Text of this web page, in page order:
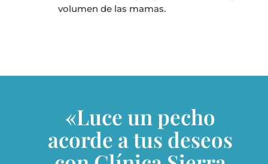
volumen de las mamas.
«Luce un pecho
acorde a tus deseos